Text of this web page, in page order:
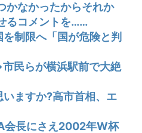
かなかったからそれか
るコメントを……
制限へ「国が危険と判
民らが横浜駅前で大絶
いますか?高市首相、エ
会長にさえ2002年W杯